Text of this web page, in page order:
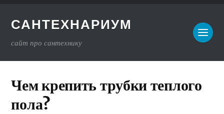
САНТЕХНАРИУМ
сайт про сантехнику
Чем крепить трубки теплого
пола?